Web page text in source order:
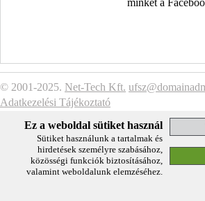
© 2001-2025. Net-Tech Kft.
Adatkezelési Tájékoztató
Ez a weboldal sütiket használ
Sütiket használunk a tartalmak és
hirdetések személyre szabásához,
közösségi funkciók biztosításához,
valamint weboldalunk elemzéséhez.